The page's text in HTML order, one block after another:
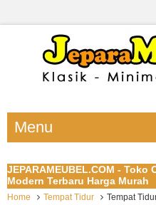
Menu
JEPARAMEUBEL.COM -
Modern Terbaru Harga Murah
Home Tempat Tidur Tempat